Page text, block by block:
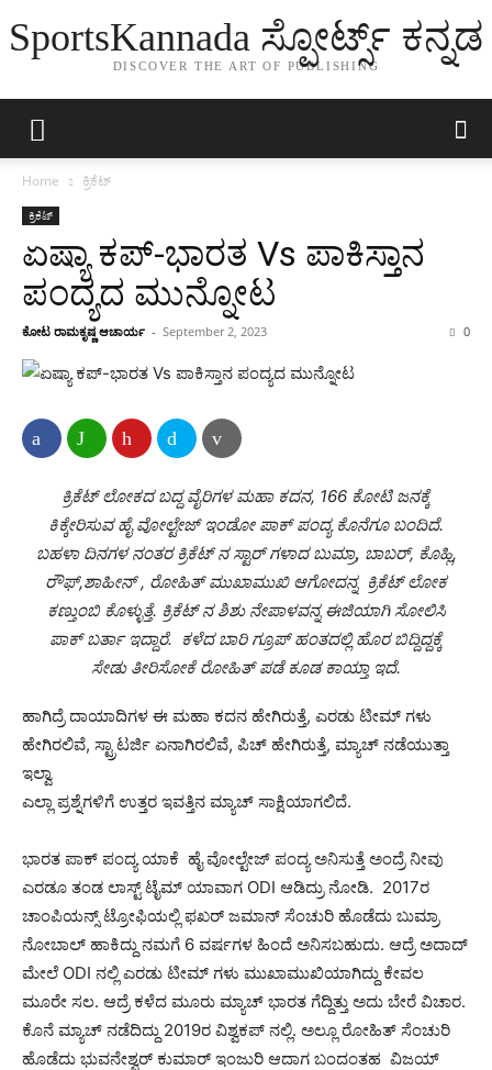
SportsKannada ಸ್ಪೋರ್ಟ್ಸ್ ಕನ್ನಡ
DISCOVER THE ART OF PUBLISHING
Home ಕ್ರಿಕೆಟ್
ಕ್ರಿಕೆಟ್
ಏಷ್ಯಾ ಕಪ್-ಭಾರತ Vs ಪಾಕಿಸ್ತಾನ
ಪಂದ್ಯದ ಮುನ್ನೋಟ
ಕೋಟ ರಾಮಕೃಷ್ಣ ಆಚಾರ್ಯ - September 2, 2023 0
ಕ್ರಿಕೆಟ್ ಲೋಕದ ಬದ್ದ ವೈರಿಗಳ ಮಹಾ ಕದನ, 166 ಕೋಟಿ ಜನಕ್ಕೆ
ಕಿಕ್ಕೇರಿಸುವ ಹೈ ವೋಲ್ಟೇಜ್ ಇಂಡೋ ಪಾಕ್ ಪಂದ್ಯ ಕೊನೆಗೂ ಬಂದಿದೆ.
ಬಹಳಾ ದಿನಗಳ ನಂತರ ಕ್ರಿಕೆಟ್ ನ ಸ್ಟಾರ್ ಗಳಾದ ಬುಮ್ರಾ, ಬಾಬರ್, ಕೊಹ್ಲಿ,
ರೌಫ್,ಶಾಹೀನ್ , ರೋಹಿತ್ ಮುಖಾಮುಖಿ ಆಗೋದನ್ನ ಕ್ರಿಕೆಟ್ ಲೋಕ
ಕಣ್ತುಂಬಿ ಕೊಳ್ಳುತ್ತೆ. ಕ್ರಿಕೆಟ್ ನ ಶಿಶು ನೇಪಾಳವನ್ನ ಈಜಿಯಾಗಿ ಸೋಲಿಸಿ
ಪಾಕ್ ಬರ್ತಾ ಇದ್ದಾರೆ. ಕಳೆದ ಬಾರಿ ಗ್ರೂಪ್ ಹಂತದಲ್ಲಿ ಹೊರ ಬಿದ್ದಿದ್ದಕ್ಕೆ
ಸೇಡು ತೀರಿಸೋಕೆ ರೋಹಿತ್ ಪಡೆ ಕೂಡ ಕಾಯ್ತಾ ಇದೆ.
ಹಾಗಿದ್ರೆ ದಾಯಾದಿಗಳ ಈ ಮಹಾ ಕದನ ಹೇಗಿರುತ್ತೆ, ಎರಡು ಟೀಮ್ ಗಳು
ಹೇಗಿರಲಿವೆ, ಸ್ಟ್ರಾಟರ್ಜಿ ಏನಾಗಿರಲಿವೆ, ಪಿಚ್ ಹೇಗಿರುತ್ತೆ, ಮ್ಯಾಚ್ ನಡೆಯುತ್ತಾ
ಇಲ್ವಾ
ಎಲ್ಲಾ ಪ್ರಶ್ನೆಗಳಿಗೆ ಉತ್ತರ ಇವತ್ತಿನ ಮ್ಯಾಚ್ ಸಾಕ್ಷಿಯಾಗಲಿದೆ.
ಭಾರತ ಪಾಕ್ ಪಂದ್ಯ ಯಾಕೆ ಹೈ ವೋಲ್ಟೇಜ್ ಪಂದ್ಯ ಅನಿಸುತ್ತೆ ಅಂದ್ರೆ ನೀವು
ಎರಡೂ ತಂಡ ಲಾಸ್ಟ್ ಟೈಮ್ ಯಾವಾಗ ODI ಆಡಿದ್ರು ನೋಡಿ. 2017ರ
ಚಾಂಪಿಯನ್ಸ್ ಟ್ರೋಫಿಯಲ್ಲಿ ಫಖರ್ ಜಮಾನ್ ಸೆಂಚುರಿ ಹೊಡೆದು ಬುಮ್ರಾ
ನೋಬಾಲ್ ಹಾಕಿದ್ದು ನಮಗೆ 6 ವರ್ಷಗಳ ಹಿಂದೆ ಅನಿಸಬಹುದು. ಆದ್ರೆ ಅದಾದ್
ಮೇಲೆ ODI ನಲ್ಲಿ ಎರಡು ಟೀಮ್ ಗಳು ಮುಖಾಮುಖಿಯಾಗಿದ್ದು ಕೇವಲ
ಮೂರೇ ಸಲ. ಆದ್ರೆ ಕಳೆದ ಮೂರು ಮ್ಯಾಚ್ ಭಾರತ ಗೆದ್ದಿತ್ತು ಅದು ಬೇರೆ ವಿಚಾರ.
ಕೊನೆ ಮ್ಯಾಚ್ ನಡೆದಿದ್ದು 2019ರ ವಿಶ್ವಕಪ್ ನಲ್ಲಿ. ಅಲ್ಲೂ ರೋಹಿತ್ ಸೆಂಚುರಿ
ಹೊಡೆದು ಭುವನೇಶ್ವರ್ ಕುಮಾರ್ ಇಂಜುರಿ ಆದಾಗ ಬಂದಂತಹ ವಿಜಯ್